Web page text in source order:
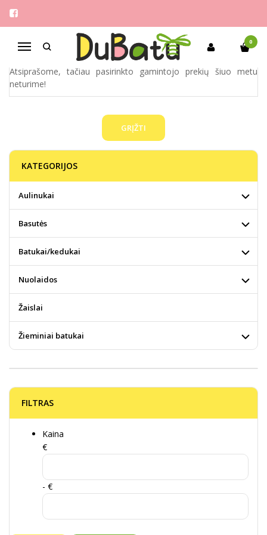
Navigacija
0
SANDIC
Pagrindinis Pirkite pagal gamintoją Sandic
Atsiprašome, tačiau pasirinkto gamintojo prekių šiuo metu
neturime!
GRĮŽTI
KATEGORIJOS
Aulinukai
Basutės
Batukai/kedukai
Nuolaidos
Žaislai
Žieminiai batukai
FILTRAS
Kaina
€
- €